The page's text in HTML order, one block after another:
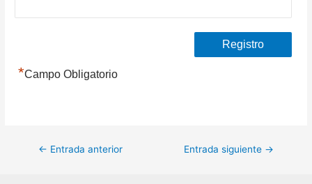
*Campo Obligatorio
Navegación
← Entrada anterior Entrada siguiente →